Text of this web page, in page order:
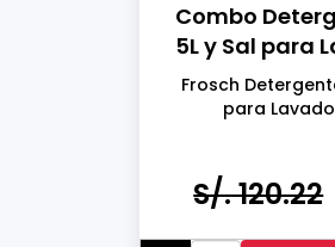
Combo
5L y Sal para
Frosch
para
S/. 120.22